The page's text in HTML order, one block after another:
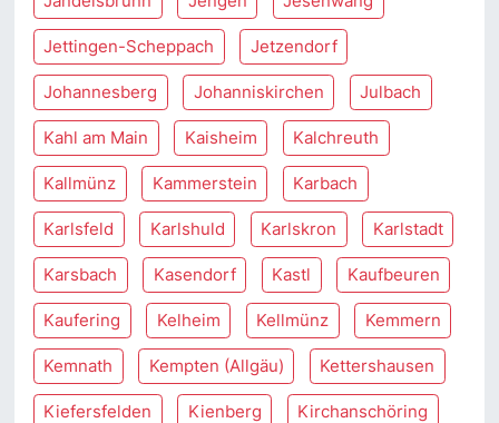
Jettingen-Scheppach Jetzendorf
Johannesberg Johanniskirchen Julbach
Kahl am Main Kaisheim Kalchreuth
Kallmünz Kammerstein Karbach
Karlsfeld Karlshuld Karlskron Karlstadt
Karsbach Kasendorf Kastl Kaufbeuren
Kaufering Kelheim Kellmünz Kemmern
Kemnath Kempten (Allgäu) Kettershausen
Kiefersfelden Kienberg Kirchanschöring